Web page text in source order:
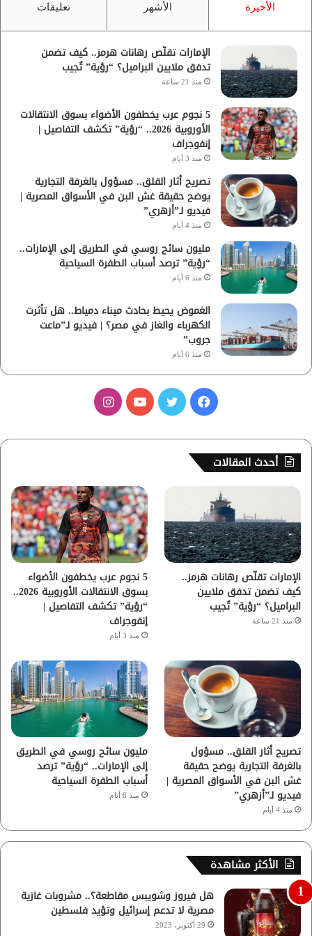
الأخيرة الأشهر تعليقات
الإمارات تقلّص رهانات هرمز.. كيف تضمن
تدفق ملايين البراميل؟ “رؤية” تُجيب
منذ 21 ساعة
5 نجوم عرب يخطفون الأضواء بسوق الانتقالات
الأوروبية 2026.. “رؤية” تكشف التفاصيل |
إنفوجراف
منذ 3 أيام
تصريح أثار القلق.. مسؤول بالغرفة التجارية
يوضح حقيقة غش البن في الأسواق المصرية |
فيديو لـ”أزهري”
منذ 4 أيام
مليون سائح روسي في الطريق إلى الإمارات..
“رؤية” ترصد أسباب الطفرة السياحية
منذ 6 أيام
الغموض يحيط بحادث ميناء دمياط.. هل تأثرت
الكهرباء والغاز في مصر؟ | فيديو لـ”ماعت
جروب”
منذ 6 أيام
س
ب
ك
ي
و
ب
ت
ق
ر
م
أحدث المقالات
الإمارات تقلّص رهانات هرمز..
كيف تضمن تدفق ملايين
البراميل؟ “رؤية” تُجيب
منذ 21 ساعة
5 نجوم عرب يخطفون الأضواء
بسوق الانتقالات الأوروبية 2026..
“رؤية” تكشف التفاصيل |
إنفوجراف
منذ 3 أيام
تصريح أثار القلق.. مسؤول
بالغرفة التجارية يوضح حقيقة
غش البن في الأسواق المصرية |
فيديو لـ”أزهري”
منذ 4 أيام
مليون سائح روسي في الطريق
إلى الإمارات.. “رؤية” ترصد
أسباب الطفرة السياحية
منذ 6 أيام
الأكثر مشاهدة
هل فيروز وشويبس مقاطعة؟.. مشروبات غازية
مصرية لا تدعم إسرائيل وتؤيد فلسطين
29 أكتوبر، 2023